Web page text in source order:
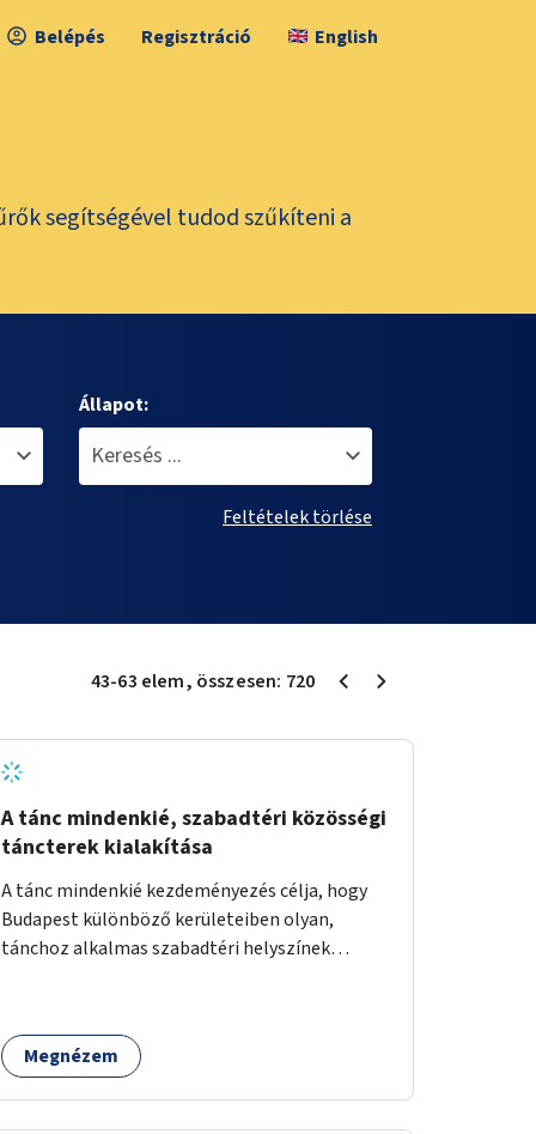
Belépés Regisztráció English
segítségével tudod szűkíteni a
Állapot:
Feltételek törlése
43-63 elem, összesen: 720
A tánc mindenkié, szabadtéri közösségi
táncterek kialakítása
A tánc mindenkié kezdeményezés célja, hogy
Budapest különböző kerületeiben olyan,
tánchoz alkalmas szabadtéri helyszínek
táncklubok, sőt, az egyszerű mozgásra vágyó
lakosok is részt vehetnek közösségi
Megnézem